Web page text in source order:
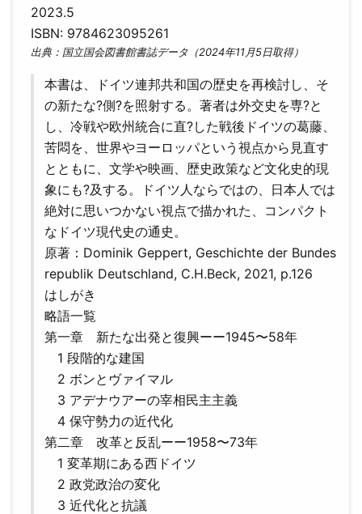
2023.5
ISBN: 9784623095261
出典：国立国会図書館書誌データ（2024年11月5日取得）
本書は、ドイツ連邦共和国の歴史を再検討し、そ
の新たな?側?を照射する。著者は外交史を専?と
し、冷戦や欧州統合に直?した戦後ドイツの葛藤、
苦悶を、世界やヨーロッパという視点から見直す
とともに、文学や映画、歴史政策など文化史的現
象にも?及する。ドイツ人ならではの、日本人では
絶対に思いつかない視点で描かれた、コンパクト
なドイツ現代史の通史。
原著：Dominik Geppert, Geschichte der Bundes
republik Deutschland, C.H.Beck, 2021, p.126
はしがき
略語一覧
第一章 新たな出発と復興ーー1945〜58年
1 段階的な建国
2 ボンとヴァイマル
3 アデナウアーの宰相民主主義
4 保守勢力の近代化
第二章 改革と反乱ーー1958〜73年
1 変革期にある西ドイツ
2 政党政治の変化
3 近代化と抗議